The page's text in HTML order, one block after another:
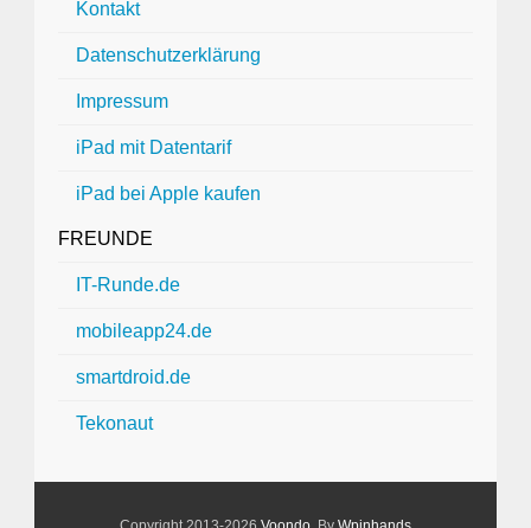
Kontakt
Datenschutzerklärung
Impressum
iPad mit Datentarif
iPad bei Apple kaufen
FREUNDE
IT-Runde.de
mobileapp24.de
smartdroid.de
Tekonaut